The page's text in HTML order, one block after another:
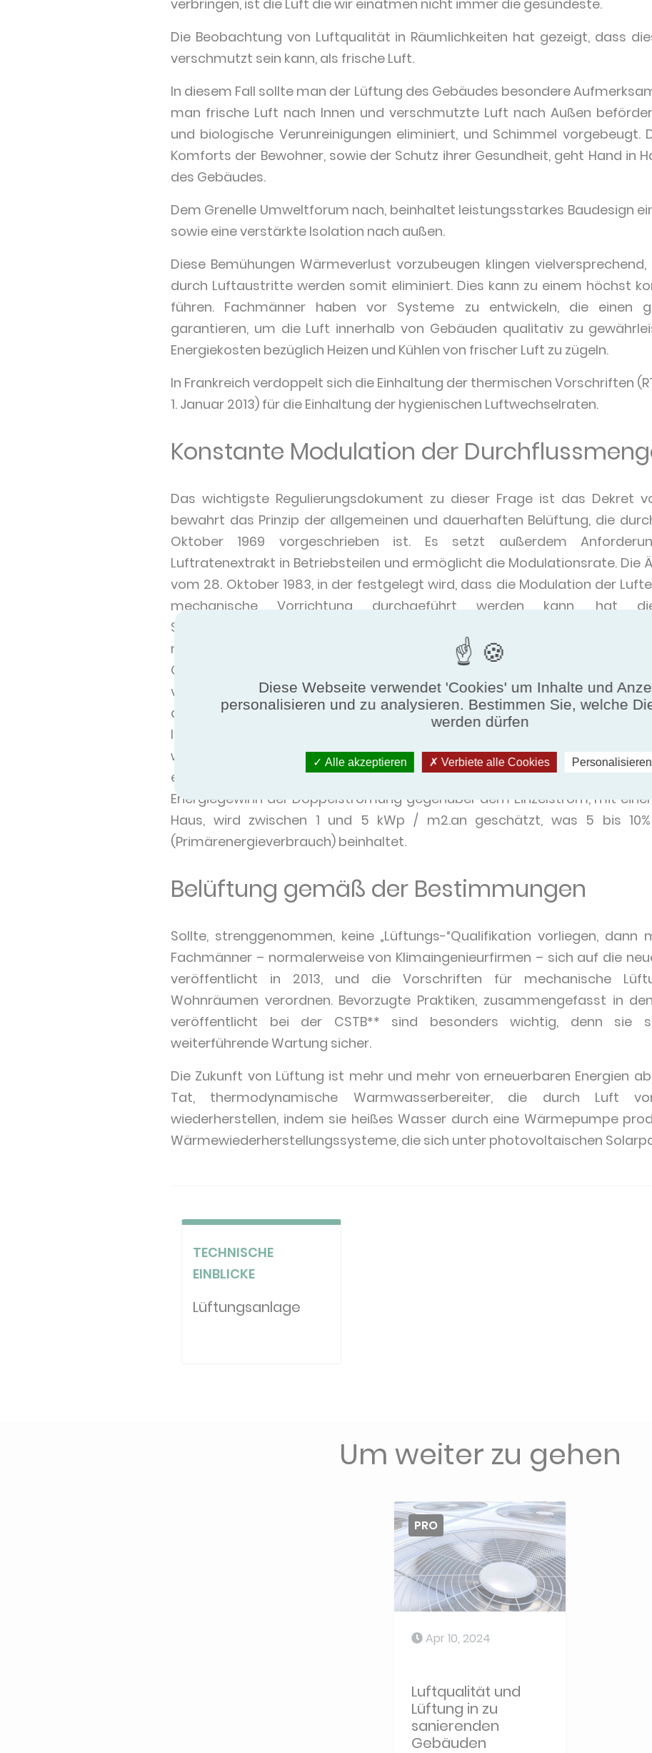
verbringen, ist die Luft die wir einatmen nicht immer die gesündeste.
Die Beobachtung von Luftqualität in Räumlichkeiten hat gezeigt, dass
verschmutzt sein kann, als frische Luft.
In diesem Fall sollte man der Lüftung des Gebäudes besondere
man frische Luft nach Innen und verschmutzte Luft nach Außen
und biologische Verunreinigungen eliminiert, und Schimmel vorgebeugt.
Komforts der Bewohner, sowie der Schutz ihrer Gesundheit, geht Hand in
des Gebäudes.
Dem Grenelle Umweltforum nach, beinhaltet leistungsstarkes Baudesign
sowie eine verstärkte Isolation nach außen.
Diese Bemühungen Wärmeverlust vorzubeugen klingen
durch Luftaustritte werden somit eliminiert. Dies kann zu einem höchst
führen. Fachmänner haben vor Systeme zu entwickeln, die einen
garantieren, um die Luft innerhalb von Gebäuden qualitativ zu
Energiekosten bezüglich Heizen und Kühlen von frischer Luft zu zügeln.
In Frankreich verdoppelt sich die Einhaltung der thermischen Vorschriften
1. Januar 2013) für die Einhaltung der hygienischen Luftwechselraten.
Konstante Modulation der
Das wichtigste Regulierungsdokument zu dieser Frage ist das Dekret
bewahrt das Prinzip der allgemeinen und dauerhaften Belüftung, die
Oktober 1969 vorgeschrieben ist. Es setzt außerdem
Luftratenextrakt in Betriebsteilen und ermöglicht die Modulationsrate. Die
vom 28. Oktober 1983, in der festgelegt wird, dass die Modulation der
mechanische Vorrichtung durchgeführt werden kann, hat
Systementwicklung ermöglicht (die Rate wird nach Feuchtigkeit
moduliert) und ist energisch stärker als das selbstjustierende
Geschwindigkeit. Das Scan-Belüftungsprinzip wird in Bewegung gesetzt:
verunreinigte Luftausgänge befinden sich in getrennten Teilen. Die
durch das Ausräumen der Atemwege, oder durch Transfergitter,
Insufflation gewährleistet. Doppelströ-mungssysteme werden
wenn sie teurer sind. Sie implementieren einen Wärmetauscher zur
einströmender Luft und ermöglichen die Modulation von Raten gemäß
Energiegewinn der Doppelströmung gegenüber dem Einzelstrom, mit
Haus, wird zwischen 1 und 5 kWp / m2.an geschätzt, was 5 bis
(Primärenergieverbrauch) beinhaltet.
Belüftung gemäß der Bestimmungen
Sollte, strenggenommen, keine „Lüftungs-“Qualifikation vorliegen, dann
Fachmänner – normalerweise von Klimaingenieurfirmen – sich auf die
veröffentlicht in 2013, und die Vorschriften für mechanische
Wohnräumen verordnen. Bevorzugte Praktiken, zusammengefasst in den
veröffentlicht bei der CSTB** sind besonders wichtig, denn sie
weiterführende Wartung sicher.
Die Zukunft von Lüftung ist mehr und mehr von erneuerbaren Energien
Tat, thermodynamische Warmwasserbereiter, die durch Luft
wiederherstellen, indem sie heißes Wasser durch eine Wärmepumpe
Wärmewiederherstellungssysteme, die sich unter photovoltaischen
TECHNISCHE
EINBLICKE
Lüftungsanlage
Um weiter zu gehen
PRO
Apr 10, 2024
Luftqualität und
Lüftung in zu
sanierenden
Gebäuden
Diese Webseite verwendet 'Cookies' um Inhalte und
personalisieren und zu analysieren. Bestimmen Sie, welche
werden dürfen
Alle akzeptieren Verbiete alle Cookies Personalisieren